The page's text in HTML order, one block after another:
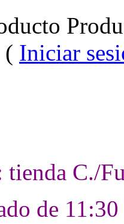
( Iniciar
tienda C./
de